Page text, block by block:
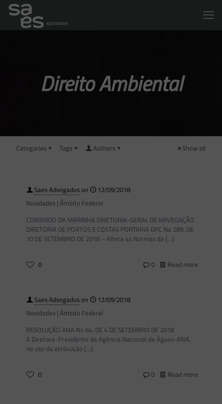
Direito Ambiental
Categories Tags Authors Show all
Saes Advogadoson
12/09/2018
Novidades | Âmbito Federal
COMANDO DA MARINHA DIRETORIA-GERAL DE NAVEGAÇÃO
DIRETORIA DE PORTOS E COSTAS PORTARIA DPC No 289, DE
10 DE SETEMBRO DE 2018 – Altera as Normas da […]
0 0 Read more
Saes Advogadoson
12/09/2018
Novidades | Âmbito Federal
RESOLUÇÃO ANA No 64, DE 4 DE SETEMBRO DE 2018
A Diretora-Presidente da Agência Nacional de Águas-ANA,
no uso da atribuição […]
0 0 Read more